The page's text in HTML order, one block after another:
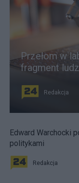
Przełom w
fragment
Redakcja
Edward Warchocki
politykami
Redakcja